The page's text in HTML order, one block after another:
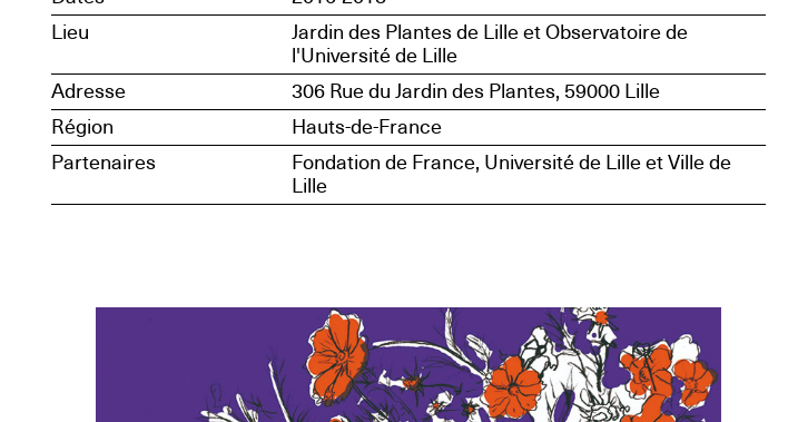
Lieu
Jardin des Plantes de Lille et Observatoire de
l'Université de Lille
Adresse
306 Rue du Jardin des Plantes, 59000 Lille
Région
Hauts-de-France
Partenaires
Fondation de France, Université de Lille et Ville de
Lille